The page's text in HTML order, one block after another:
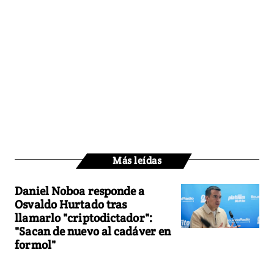
Más leídas
Daniel Noboa responde a
Osvaldo Hurtado tras
llamarlo "criptodictador":
"Sacan de nuevo al cadáver en
formol"